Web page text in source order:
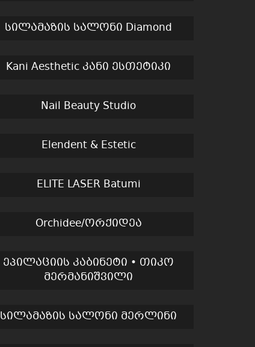
სილამაზის სალონი Diamond
Kani Aesthetic კანი ესთეტიკი
Nail Beauty Studio
Elendent & Estetic
ELITE LASER Batumi
Orchidee/ორქიდეა
ეპილაციის კაბინეტი • თიკო
მერმანიშვილი
სილამაზის სალონი მერლინი